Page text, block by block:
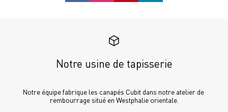
Notre usine de tapisserie
Notre équipe fabrique les canapés Cubit dans notre atelier de
rembourrage situé en Westphalie orientale.